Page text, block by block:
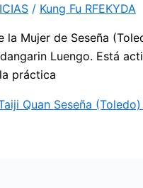
/ Kung Fu RFEKYDA
Mujer de Seseña
Luengo. Está
práctica
Quan Seseña (Toledo)